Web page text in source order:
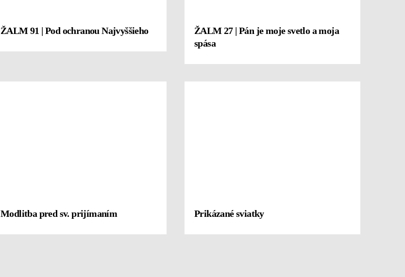
ŽALM 91 | Pod ochranou Najvyššieho
ŽALM 27 | Pán je moje svetlo a moja
spása
Modlitba pred sv. prijímaním Prikázané sviatky